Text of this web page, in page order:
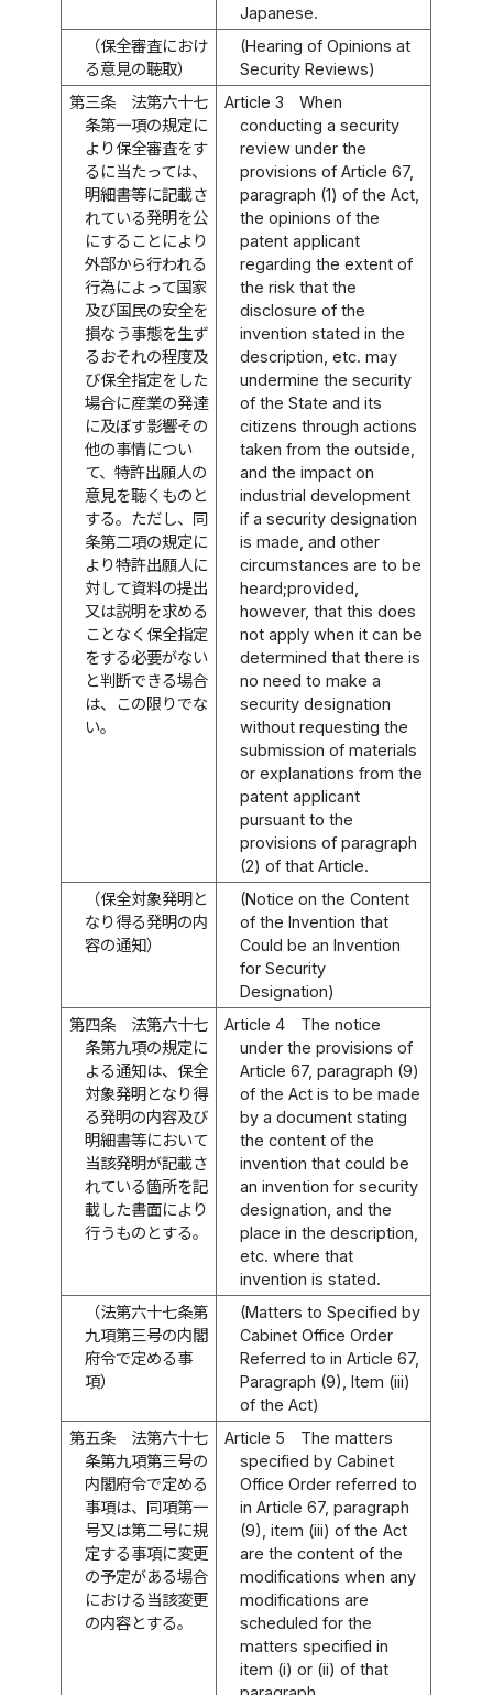
Japanese.
（保全審査におけ
る意見の聴取）
(Hearing of Opinions at
Security Reviews)
第三条
法第六十七
条第一項の規定に
より保全審査をす
るに当たっては、
明細書等に記載さ
れている発明を公
にすることにより
外部から行われる
行為によって国家
及び国民の安全を
損なう事態を生ず
るおそれの程度及
び保全指定をした
場合に産業の発達
に及ぼす影響その
他の事情につい
て、特許出願人の
意見を聴くものと
する。ただし、同
条第二項の規定に
より特許出願人に
対して資料の提出
又は説明を求める
ことなく保全指定
をする必要がない
と判断できる場合
は、この限りでな
い。
Article 3
When
conducting a security
review under the
provisions of Article 67,
paragraph (1) of the Act,
the opinions of the
patent applicant
regarding the extent of
the risk that the
disclosure of the
invention stated in the
description, etc. may
undermine the security
of the State and its
citizens through actions
taken from the outside,
and the impact on
industrial development
if a security designation
is made, and other
circumstances are to be
heard;provided,
however, that this does
not apply when it can be
determined that there is
no need to make a
security designation
without requesting the
submission of materials
or explanations from the
patent applicant
pursuant to the
provisions of paragraph
(2) of that Article.
（保全対象発明と
なり得る発明の内
容の通知）
(Notice on the Content
of the Invention that
Could be an Invention
for Security
Designation)
第四条
法第六十七
条第九項の規定に
よる通知は、保全
対象発明となり得
る発明の内容及び
明細書等において
当該発明が記載さ
れている箇所を記
載した書面により
行うものとする。
Article 4
The notice
under the provisions of
Article 67, paragraph (9)
of the Act is to be made
by a document stating
the content of the
invention that could be
an invention for security
designation, and the
place in the description,
etc. where that
invention is stated.
（法第六十七条第
九項第三号の内閣
府令で定める事
項）
(Matters to Specified by
Cabinet Office Order
Referred to in Article 67,
Paragraph (9), Item (iii)
of the Act)
第五条
法第六十七
条第九項第三号の
内閣府令で定める
事項は、同項第一
号又は第二号に規
定する事項に変更
の予定がある場合
における当該変更
の内容とする。
Article 5
The matters
specified by Cabinet
Office Order referred to
in Article 67, paragraph
(9), item (iii) of the Act
are the content of the
modifications when any
modifications are
scheduled for the
matters specified in
item (i) or (ii) of that